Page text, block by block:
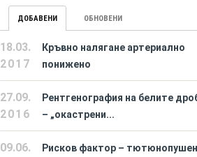
ДОБАВЕНИ ОБНОВЕНИ
18.03.
2017
Кръвно налягане артериално
понижено
27.09.
2016
Рентгенография на белите
– „окастрени...
09.06.
Рисков фактор –